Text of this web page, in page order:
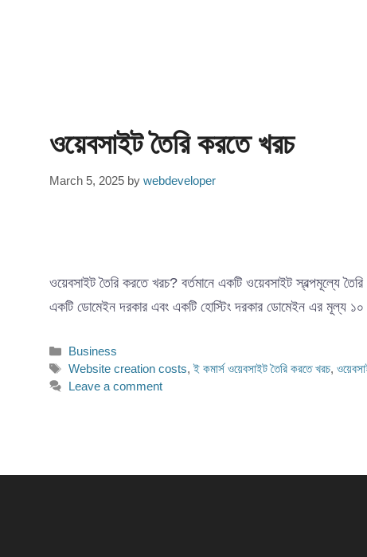
ওয়েবসাইট তৈরি করতে খরচ
March 5, 2025 by webdeveloper
ওয়েবসাইট তৈরি করতে খরচ? বর্তমানে একটি ওয়েবসাইট স্বল্পমূল্যে
একটি ডোমেইন দরকার এবং একটি হোস্টিং দরকার ডোমেইন এর মূল্য
Categories
Business
Tags
Website creation costs,ই কমার্স ওয়েবসাইট তৈরি করতে খরচ,
Leave a comment